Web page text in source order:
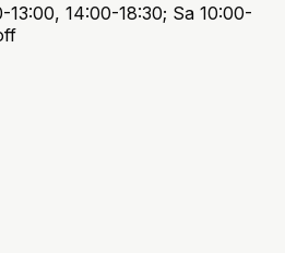
13:00, 14:00-18:30; Sa 10:00-